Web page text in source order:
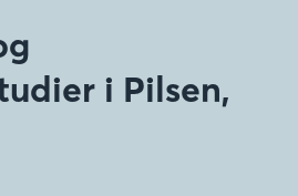
i Pilsen,